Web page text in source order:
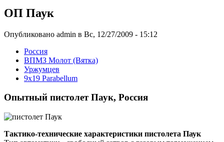
ОП Паук
Опубликовано admin в Вс, 12/27/2009 - 15:12
Росcия
ВПМЗ Молот (Вятка)
Уржумцев
9x19 Parabellum
Опытный пистолет Паук, Россия
Тактико-технические характеристики пистолета Паук